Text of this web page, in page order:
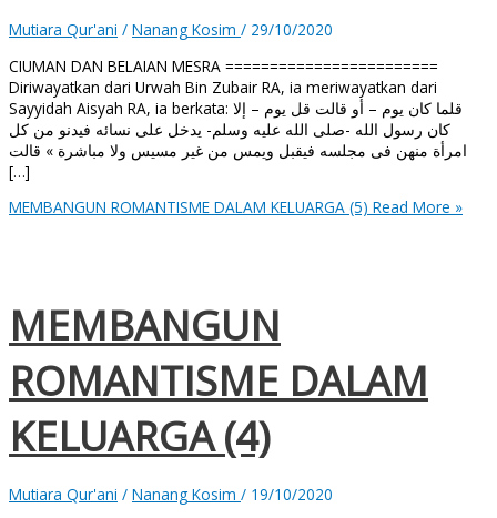
Mutiara Qur'ani / Nanang Kosim / 29/10/2020
CIUMAN DAN BELAIAN MESRA ========================
Diriwayatkan dari Urwah Bin Zubair RA, ia meriwayatkan dari
Sayyidah Aisyah RA, ia berkata: قلما كان يوم – أو قالت قل يوم – إلا
كان رسول الله -صلى الله عليه وسلم- يدخل على نسائه فيدنو من كل
امرأة منهن فى مجلسه فيقبل ويمس من غير مسيس ولا مباشرة » قالت
[…]
MEMBANGUN ROMANTISME DALAM KELUARGA (5) Read More »
MEMBANGUN
ROMANTISME DALAM
KELUARGA (4)
Mutiara Qur'ani / Nanang Kosim / 19/10/2020